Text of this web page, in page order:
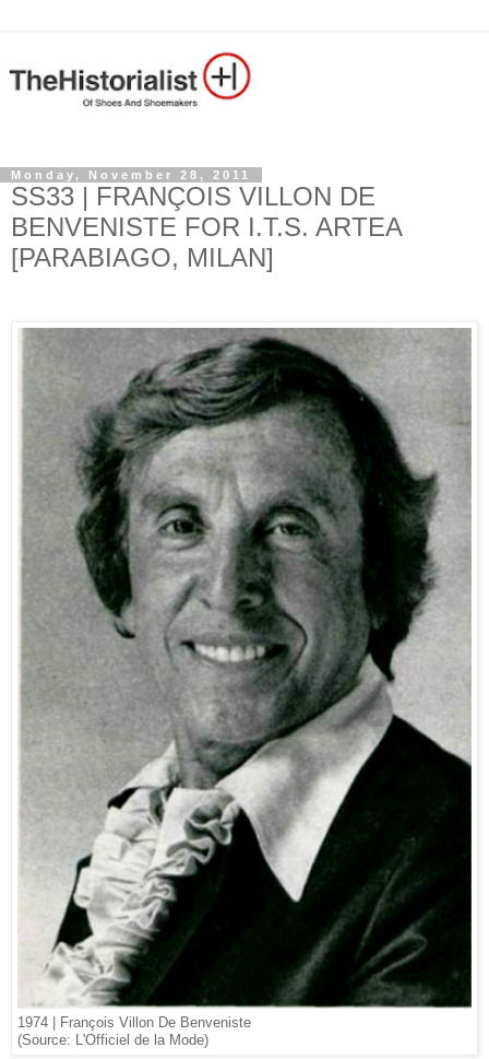
Monday, November 28, 2011
SS33 | FRANÇOIS VILLON DE
BENVENISTE FOR I.T.S. ARTEA
[PARABIAGO, MILAN]
1974 | François Villon De Benveniste
(Source: L'Officiel de la Mode)